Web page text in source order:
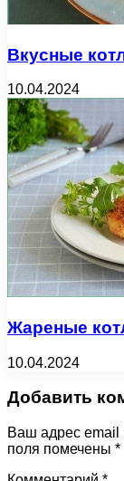
Вкусные
10.04.2024
Жареные
10.04.2024
Добавить
Ваш адрес email
поля помечены *